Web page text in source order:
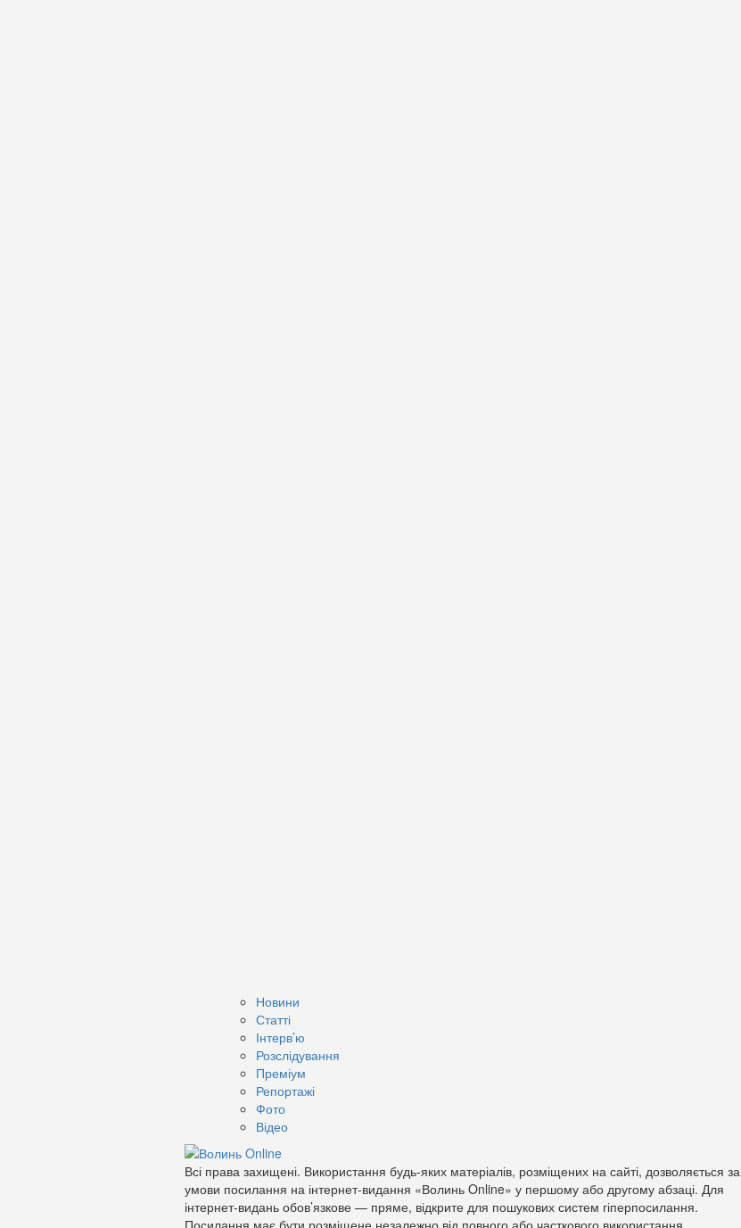
Новини
Статті
Інтерв’ю
Розслідування
Преміум
Репортажі
Фото
Відео
Всі права захищені. Використання будь-яких матеріалів, розміщених на сайті, дозволяється за
умови посилання на інтернет-видання «Волинь Online» у першому або другому абзаці. Для
інтернет-видань обов’язкове — пряме, відкрите для пошукових систем гіперпосилання.